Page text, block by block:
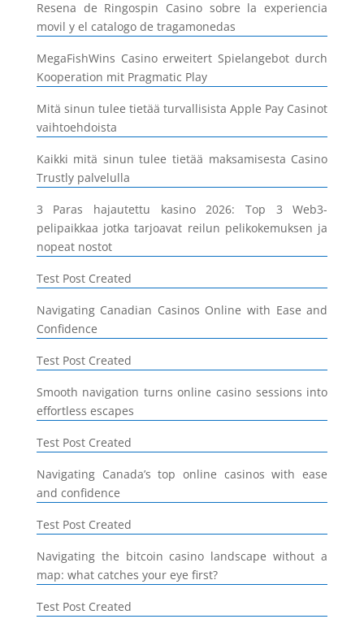
Resena de Ringospin Casino sobre la experiencia
movil y el catalogo de tragamonedas
MegaFishWins Casino erweitert Spielangebot durch
Kooperation mit Pragmatic Play
Mitä sinun tulee tietää turvallisista Apple Pay Casinot
vaihtoehdoista
Kaikki mitä sinun tulee tietää maksamisesta Casino
Trustly palvelulla
3 Paras hajautettu kasino 2026: Top 3 Web3-
pelipaikkaa jotka tarjoavat reilun pelikokemuksen ja
nopeat nostot
Test Post Created
Navigating Canadian Casinos Online with Ease and
Confidence
Test Post Created
Smooth navigation turns online casino sessions into
effortless escapes
Test Post Created
Navigating Canada’s top online casinos with ease
and confidence
Test Post Created
Navigating the bitcoin casino landscape without a
map: what catches your eye first?
Test Post Created